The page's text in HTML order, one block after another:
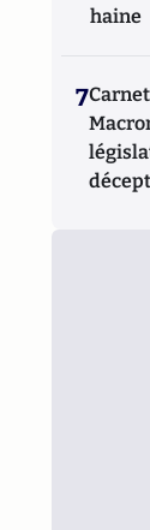
haine
7